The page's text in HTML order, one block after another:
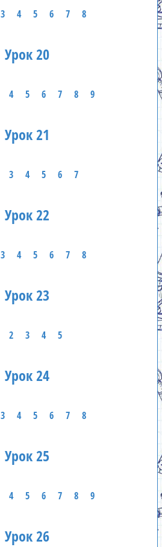
3 4 5 6 7 8
Урок 20
4 5 6 7 8 9
Урок 21
3 4 5 6 7
Урок 22
3 4 5 6 7 8
Урок 23
2 3 4 5
Урок 24
3 4 5 6 7 8
Урок 25
4 5 6 7 8 9
Урок 26